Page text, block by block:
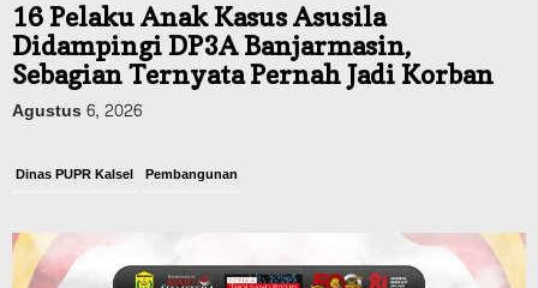
16 Pelaku Anak Kasus Asusila
Didampingi DP3A Banjarmasin,
Sebagian Ternyata Pernah Jadi Korban
Agustus 6, 2026
Dinas PUPR Kalsel Pembangunan
Pemerintah Janji Tingkatkan Fasilitas
Keselamatan Jalan Alternatif